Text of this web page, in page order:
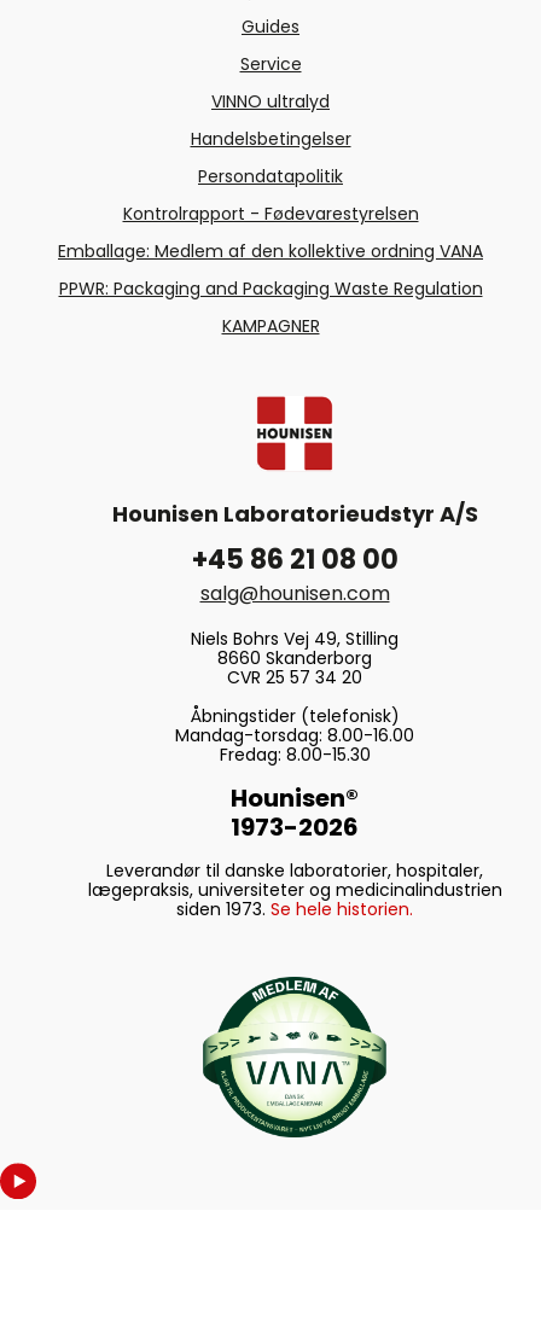
Guides
Service
VINNO ultralyd
Handelsbetingelser
Persondatapolitik
Kontrolrapport - Fødevarestyrelsen
Emballage: Medlem af den kollektive ordning VANA
PPWR: Packaging and Packaging Waste Regulation
KAMPAGNER
Hounisen Laboratorieudstyr A/S
+45 86 21 08 00
salg@hounisen.com
Niels Bohrs Vej 49, Stilling
8660 Skanderborg
CVR 25 57 34 20
Åbningstider (telefonisk)
Mandag-torsdag: 8.00-16.00
Fredag: 8.00-15.30
Hounisen®
1973-2026
Leverandør til danske laboratorier, hospitaler,
lægepraksis, universiteter og medicinalindustrien
siden 1973. Se hele historien.